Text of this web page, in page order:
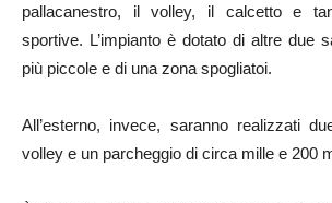
pallacanestro, il volley, il calcetto e
sportive. L’impianto è dotato di altre due
più piccole e di una zona spogliatoi.
All’esterno, invece, saranno realizzati
volley e un parcheggio di circa mille e 200